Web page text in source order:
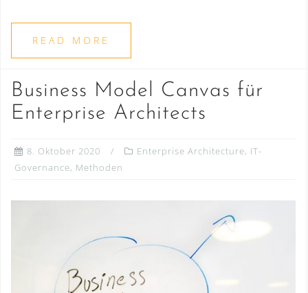
READ MORE
Business Model Canvas für
Enterprise Architects
8. Oktober 2020 Enterprise Architecture, IT-
Governance, Methoden